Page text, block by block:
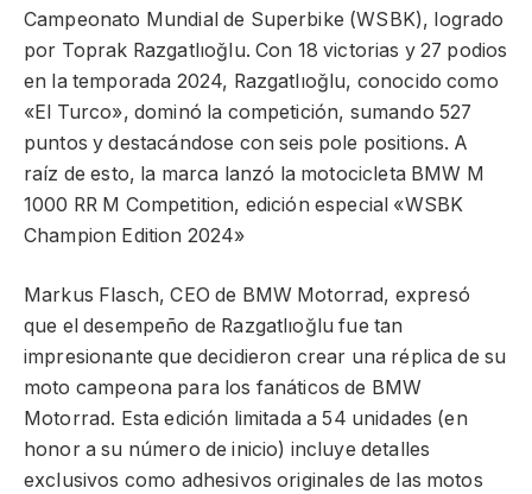
Campeonato Mundial de Superbike (WSBK), logrado
por Toprak Razgatlıoğlu. Con 18 victorias y 27 podios
en la temporada 2024, Razgatlıoğlu, conocido como
«El Turco», dominó la competición, sumando 527
puntos y destacándose con seis pole positions. A
raíz de esto, la marca lanzó la motocicleta BMW M
1000 RR M Competition, edición especial «WSBK
Champion Edition 2024»
Markus Flasch, CEO de BMW Motorrad, expresó
que el desempeño de Razgatlıoğlu fue tan
impresionante que decidieron crear una réplica de su
moto campeona para los fanáticos de BMW
Motorrad. Esta edición limitada a 54 unidades (en
honor a su número de inicio) incluye detalles
exclusivos como adhesivos originales de las motos